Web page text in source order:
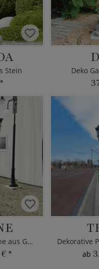
Stein
*
Deko
Kunstvolle Parklaterne aus Gusseisen
*
ab